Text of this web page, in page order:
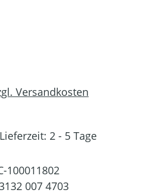
Versandkosten
2 - 5 Tage
100011802
007 4703